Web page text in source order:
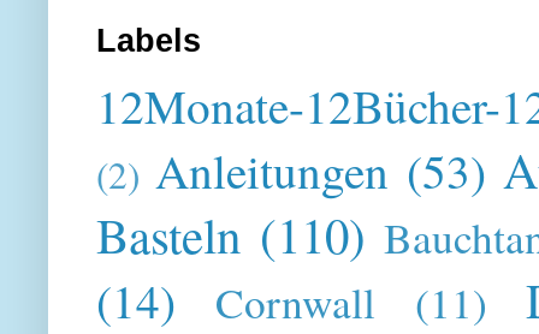
Labels
12Monate-12Bücher-
(2) Anleitungen (53)
Basteln (110)
(14) Cornwall (11)